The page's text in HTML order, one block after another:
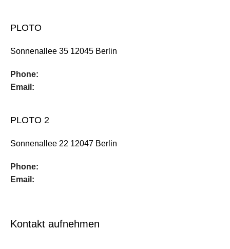
PLOTO
Sonnenallee 35 12045 Berlin
Phone:
Email:
PLOTO 2
Sonnenallee 22 12047 Berlin
Phone:
Email:
Kontakt aufnehmen